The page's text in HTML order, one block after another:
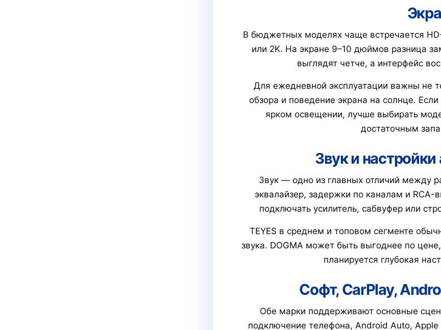
В бюджетных моделях чаще встречается
или 2K. На экране 9–10 дюймов разница
выглядят четче, а интерфейс
Для ежедневной эксплуатации важны не
обзора и поведение экрана на солнце.
ярком освещении, лучше выбирать
достаточным
Звук и
Звук — одно из главных отличий между
эквалайзер, задержки по каналам и
подключать усилитель, сабвуфер или
TEYES в среднем и топовом сегменте
звука. DOGMA может быть выгоднее по
планируется глубокая
Софт, CarPlay,
Обе марки поддерживают основные
подключение телефона, Android Auto, Apple